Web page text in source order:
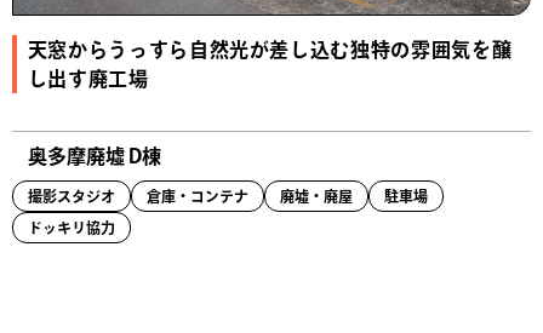
天窓からうっすら自然光が差し込む独特の雰囲気を醸
し出す廃工場
奥多摩廃墟 D棟
撮影スタジオ 倉庫・コンテナ 廃墟・廃屋 駐車場
ドッキリ協力